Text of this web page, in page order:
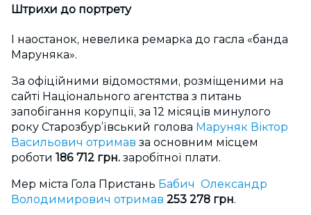
Штрихи до портрету
І наостанок, невелика ремарка до гасла «банда
Маруняка».
За офіційними відомостями, розміщеними на
сайті Національного агентства з питань
запобігання корупції, за 12 місяців минулого
року Старозбур’ївський голова Маруняк Віктор
Васильович отримав за основним місцем
роботи 186 712 грн. заробітної плати.
Мер міста Гола Пристань Бабич Олександр
Володимирович отримав 253 278 грн.